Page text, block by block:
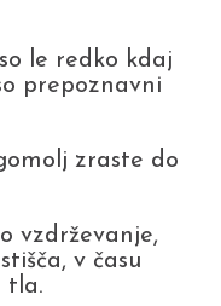
le redko kdaj
prepoznavni
zraste do
vzdrževanje,
v času
tla.